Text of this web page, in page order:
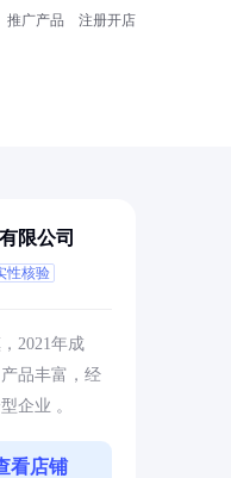
推广产品 注册开店
限公司
性核验
2021年成
品丰富，经
企业 。
看店铺